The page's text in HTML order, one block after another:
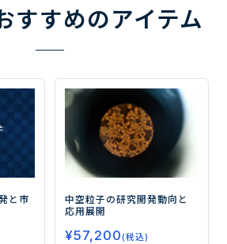
すすめのアイテム
と市
中空粒子の研究開発動向と
応用展開
¥57,200(税込)